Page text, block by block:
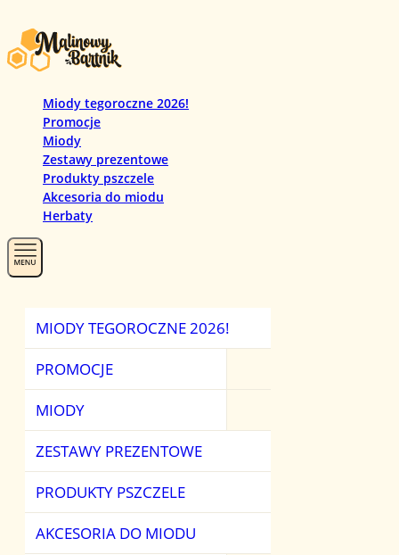
Miody tegoroczne 2026!
Promocje
Miody
Zestawy prezentowe
Produkty pszczele
Akcesoria do miodu
Herbaty
MIODY TEGOROCZNE 2026!
PROMOCJE
MIODY
ZESTAWY PREZENTOWE
PRODUKTY PSZCZELE
AKCESORIA DO MIODU